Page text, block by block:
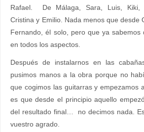
Rafael. De Málaga, Sara, Luis, Kiki,
Cristina y Emilio. Nada menos que desde
Fernando, él solo, pero que ya sabemos
en todos los aspectos.
Después de instalarnos en las
pusimos manos a la obra porque no
que cogimos las guitarras y empezamos
es que desde el principio aquello
del resultado final… no decimos nada.
vuestro agrado.